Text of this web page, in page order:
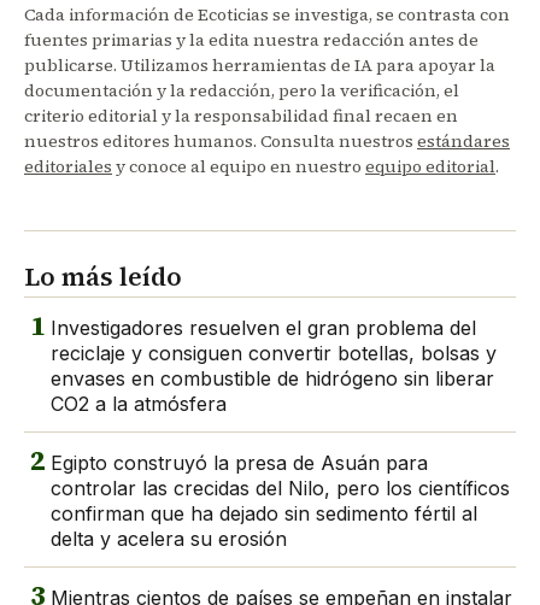
Cada información de Ecoticias se investiga, se contrasta con
fuentes primarias y la edita nuestra redacción antes de
publicarse. Utilizamos herramientas de IA para apoyar la
documentación y la redacción, pero la verificación, el
criterio editorial y la responsabilidad final recaen en
nuestros editores humanos. Consulta nuestros estándares
editoriales y conoce al equipo en nuestro equipo editorial.
Lo más leído
1 Investigadores resuelven el gran problema del
reciclaje y consiguen convertir botellas, bolsas y
envases en combustible de hidrógeno sin liberar
CO2 a la atmósfera
2 Egipto construyó la presa de Asuán para
controlar las crecidas del Nilo, pero los científicos
confirman que ha dejado sin sedimento fértil al
delta y acelera su erosión
3 Mientras cientos de países se empeñan en instalar